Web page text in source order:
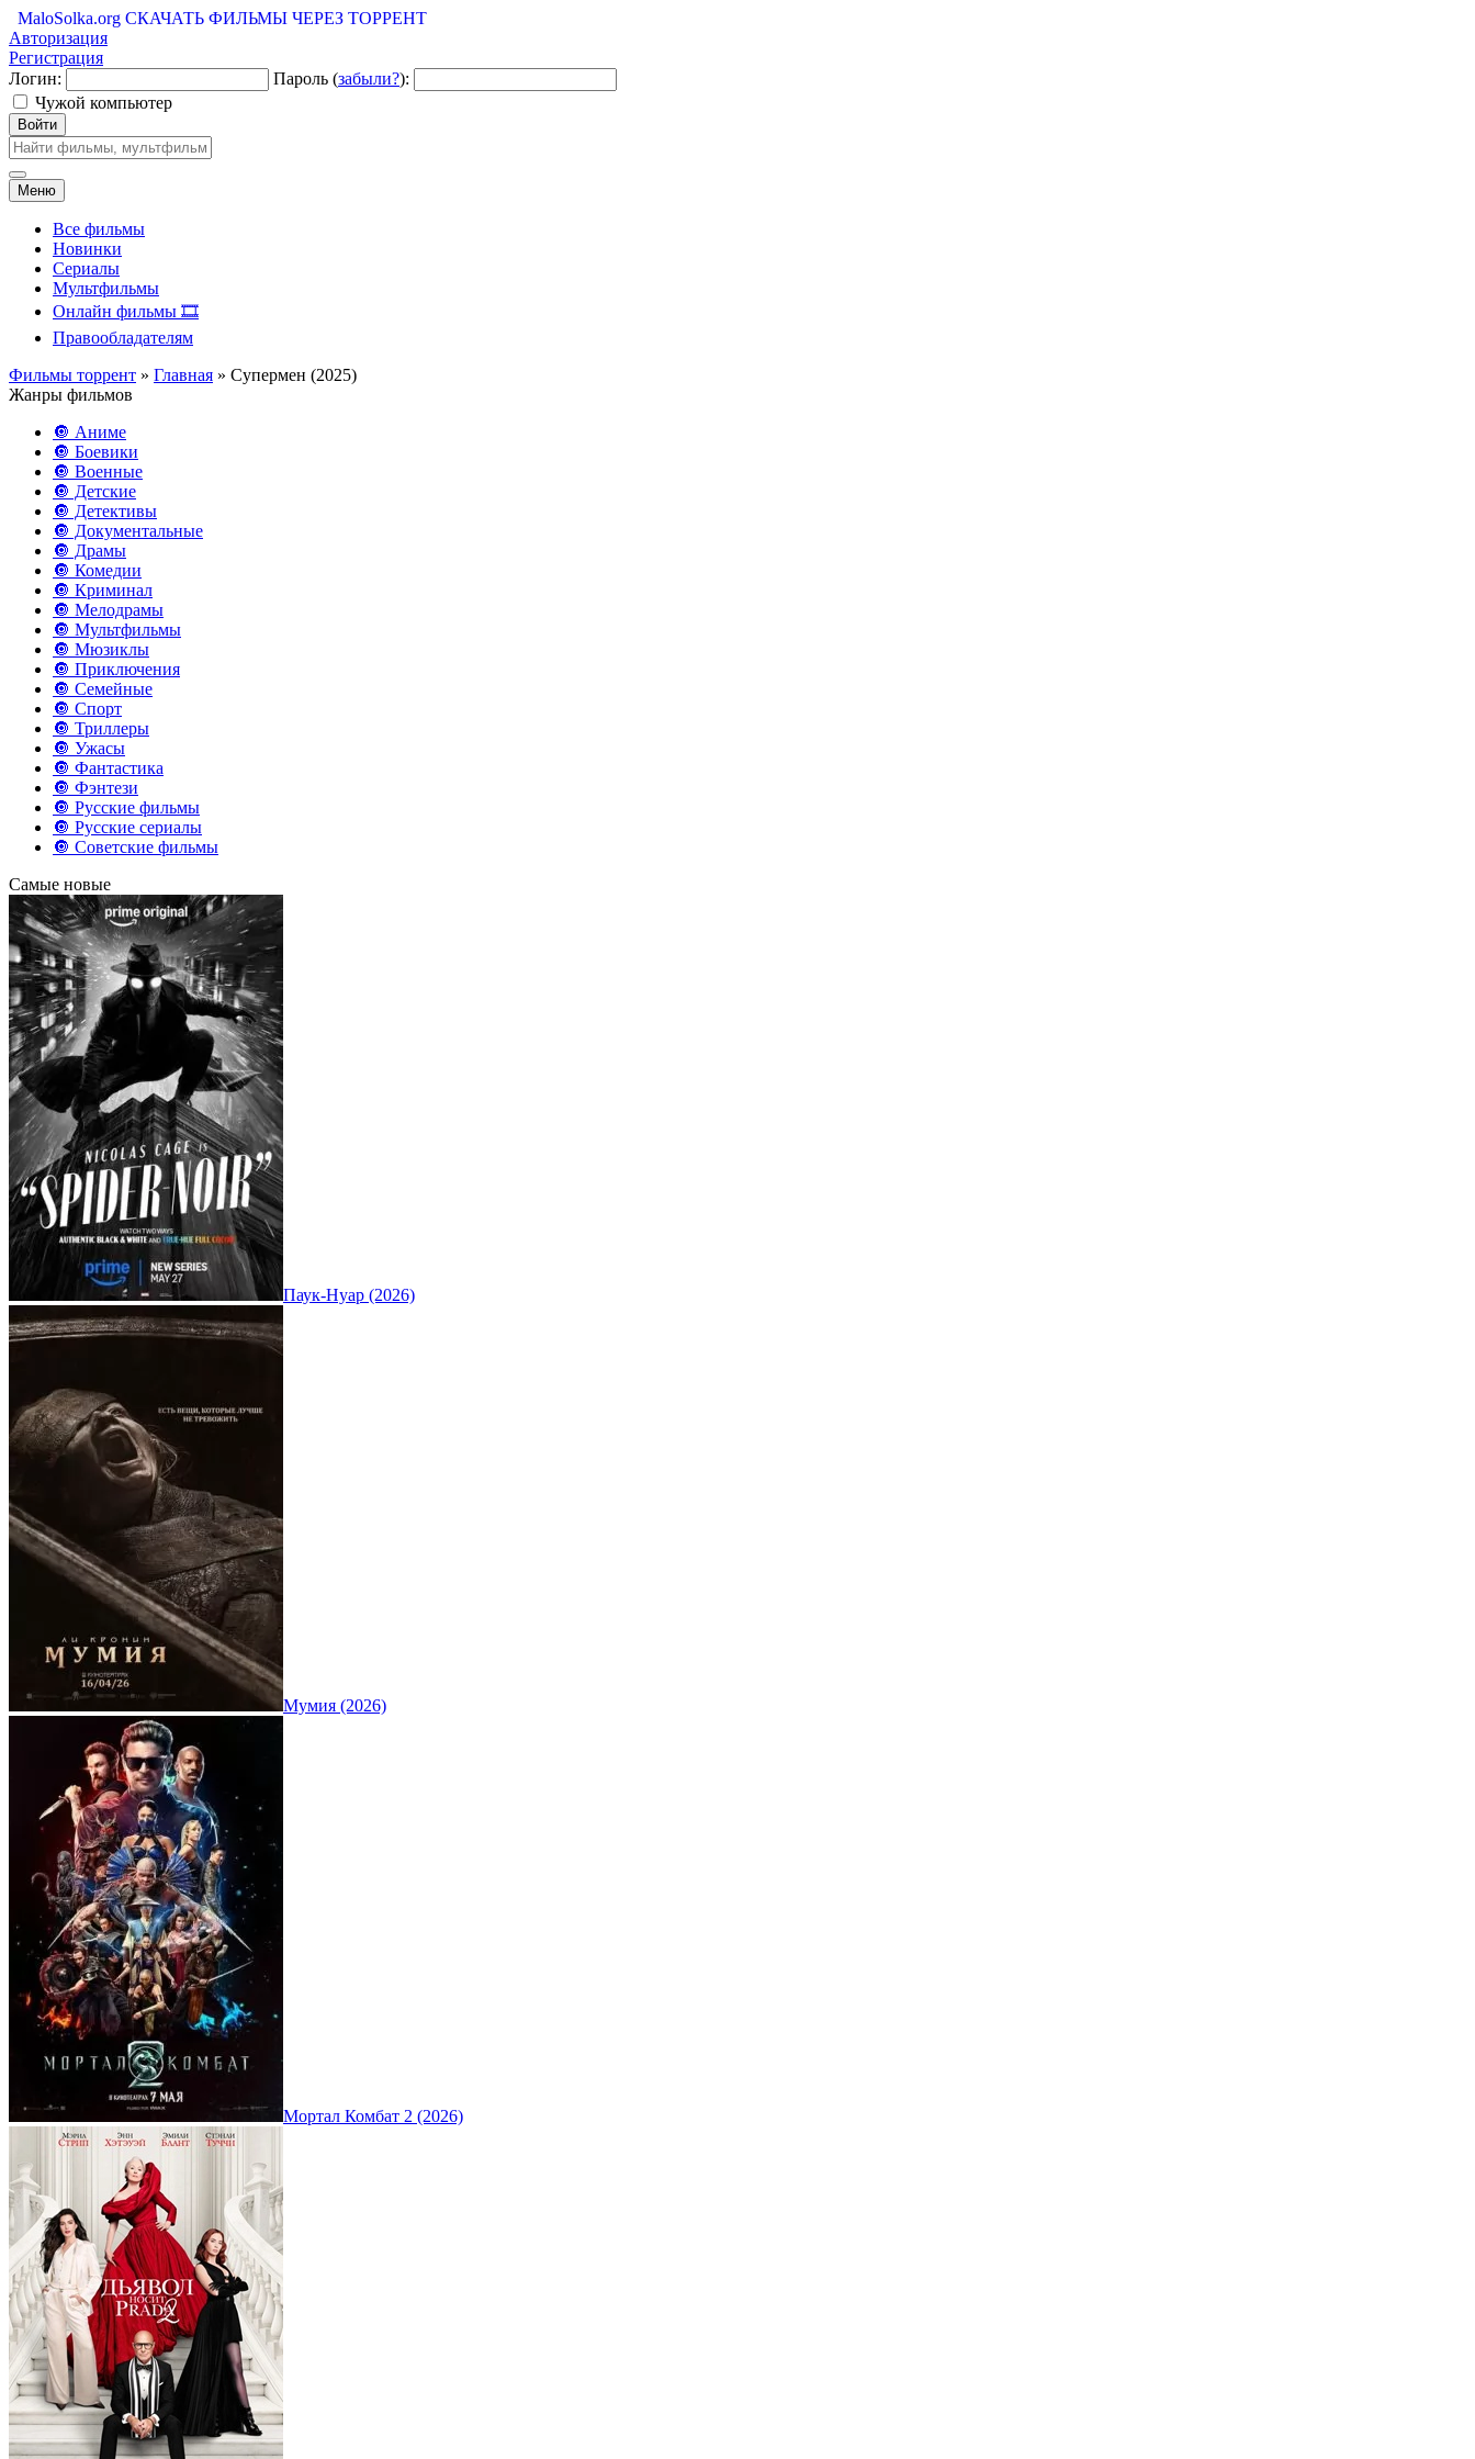
MaloSolka.org СКАЧАТЬ ФИЛЬМЫ ЧЕРЕЗ ТОРРЕНТ
Авторизация
Регистрация
Логин:
Пароль (забыли?):
Чужой компьютер
Войти
Меню
Все фильмы
Новинки
Сериалы
Мультфильмы
Онлайн фильмы 🎞️
Правообладателям
Фильмы торрент » Главная » Супермен (2025)
Жанры фильмов
🔘 Аниме
🔘 Боевики
🔘 Военные
🔘 Детские
🔘 Детективы
🔘 Документальные
🔘 Драмы
🔘 Комедии
🔘 Криминал
🔘 Мелодрамы
🔘 Мультфильмы
🔘 Мюзиклы
🔘 Приключения
🔘 Семейные
🔘 Спорт
🔘 Триллеры
🔘 Ужасы
🔘 Фантастика
🔘 Фэнтези
🔘 Русские фильмы
🔘 Русские сериалы
🔘 Советские фильмы
Самые новые
Паук-Нуар (2026)
Мумия (2026)
Мортал Комбат 2 (2026)